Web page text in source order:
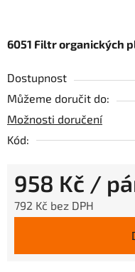
6051 Filtr organických
Dostupnost
Můžeme doručit do:
Možnosti doručení
Kód:
958 Kč /
792 Kč bez DPH